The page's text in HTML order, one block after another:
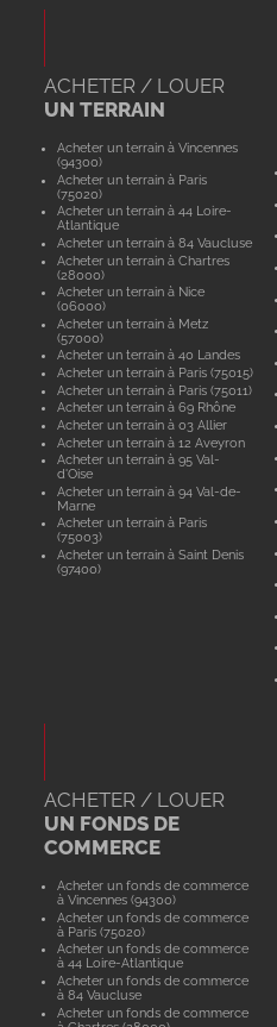
ACHETER / LOUER
UN TERRAIN
Acheter un terrain à Vincennes
(94300)
Acheter un terrain à Paris
(75020)
Acheter un terrain à 44 Loire-
Atlantique
Acheter un terrain à 84 Vaucluse
Acheter un terrain à Chartres
(28000)
Acheter un terrain à Nice
(06000)
Acheter un terrain à Metz
(57000)
Acheter un terrain à 40 Landes
Acheter un terrain à Paris (75015)
Acheter un terrain à Paris (75011)
Acheter un terrain à 69 Rhône
Acheter un terrain à 03 Allier
Acheter un terrain à 12 Aveyron
Acheter un terrain à 95 Val-
d'Oise
Acheter un terrain à 94 Val-de-
Marne
Acheter un terrain à Paris
(75003)
Acheter un terrain à Saint Denis
(97400)
ACHETER / LOUER
UN FONDS DE
COMMERCE
Acheter un fonds de commerce
à Vincennes (94300)
Acheter un fonds de commerce
à Paris (75020)
Acheter un fonds de commerce
à 44 Loire-Atlantique
Acheter un fonds de commerce
à 84 Vaucluse
Acheter un fonds de commerce